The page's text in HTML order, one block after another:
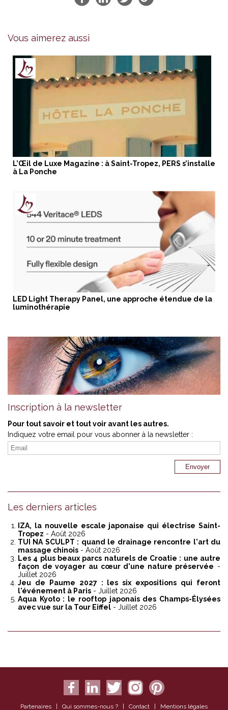
Vous aimerez aussi
L’Œil de Luxe Magazine : à Saint-Tropez, PERS s’installe
à La Ponche
LED Light Therapy Panel, une approche étendue de la
luminothérapie
Inscription à la newsletter
Pour tout savoir et tout voir avant les autres.
Indiquez votre email pour vous abonner à la newsletter :
Les derniers articles
IZA, la nouvelle escale japonaise qui électrise Saint-
Tropez - Août 2026
TUI NA SCULPT : quand le drainage rencontre l'art du
massage chinois - Août 2026
Les 4 plus beaux parcs naturels de Croatie : une autre
façon de voyager au cœur d'une nature préservée -
Juillet 2026
Jeu de Paume 2027 : les six expositions qui feront
l'événement à Paris - Juillet 2026
Aqua Kyoto : le rooftop japonais des Champs-Élysées
avec vue sur la Tour Eiffel - Juillet 2026
Partenaires | Qui sommes-nous ? | Contact | Mentions légales